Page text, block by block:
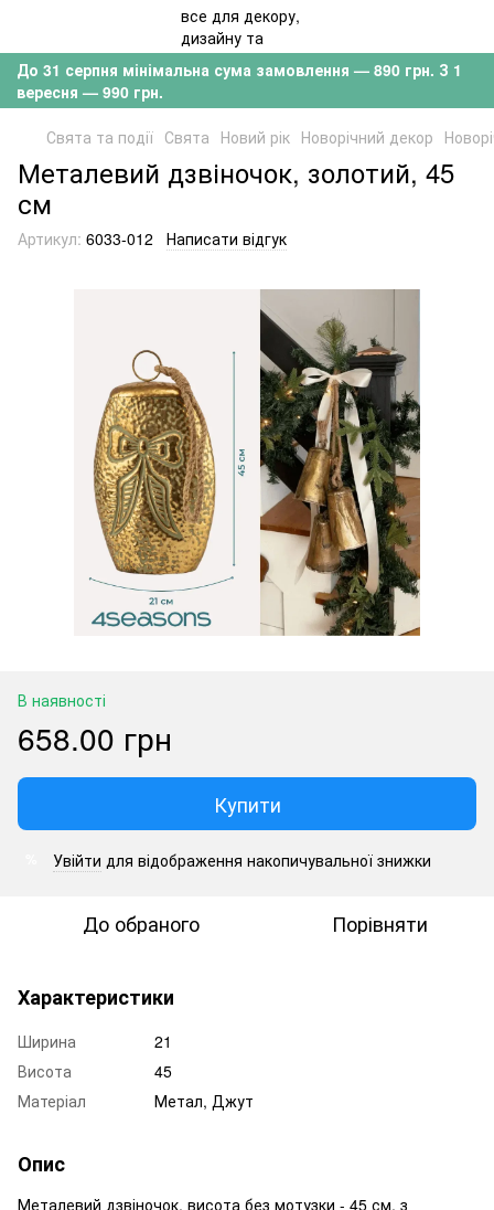
До 31 серпня мінімальна сума замовлення — 890 грн. З 1
вересня — 990 грн.
Свята та події Свята Новий рік Новорічний декор
Металевий дзвіночок, золотий, 45
см
Артикул: 6033-012 Написати відгук
В наявності
658.00 грн
Купити
Увійти для відображення накопичувальної знижки
До обраного Порівняти
Характеристики
Ширина
21
Висота
45
Матеріал
Метал, Джут
Опис
Металевий дзвіночок, висота без мотузки - 45 см, з